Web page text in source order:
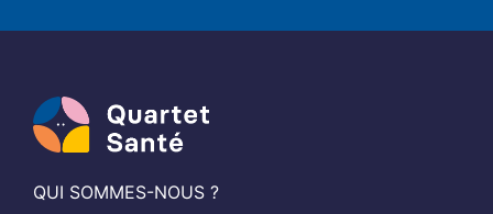
QUI SOMMES-NOUS ?